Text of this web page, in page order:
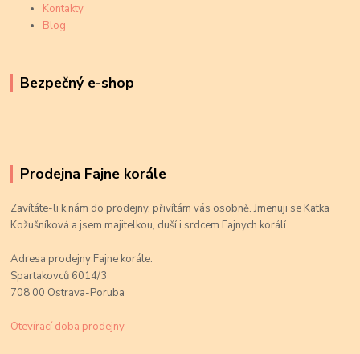
Kontakty
Blog
Bezpečný e-shop
Prodejna Fajne korále
Zavítáte-li k nám do prodejny, přivítám vás osobně. Jmenuji se Katka
Kožušníková a jsem majitelkou, duší i srdcem Fajnych korálí.
Adresa prodejny Fajne korále:
Spartakovců 6014/3
708 00 Ostrava-Poruba
Otevírací doba prodejny